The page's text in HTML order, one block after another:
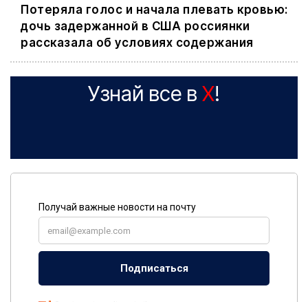
Потеряла голос и начала плевать кровью:
дочь задержанной в США россиянки
рассказала об условиях содержания
Узнай все в X!